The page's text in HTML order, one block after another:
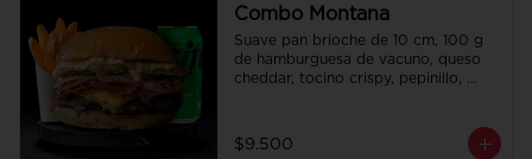
Combo Montana
Suave pan brioche de 10 cm, 100 g
de hamburguesa de vacuno, queso
cheddar, tocino crispy, pepinillo,
salsa de la casa de regalo a elección
y una Bebida de 350 cc a elección.
$9.500